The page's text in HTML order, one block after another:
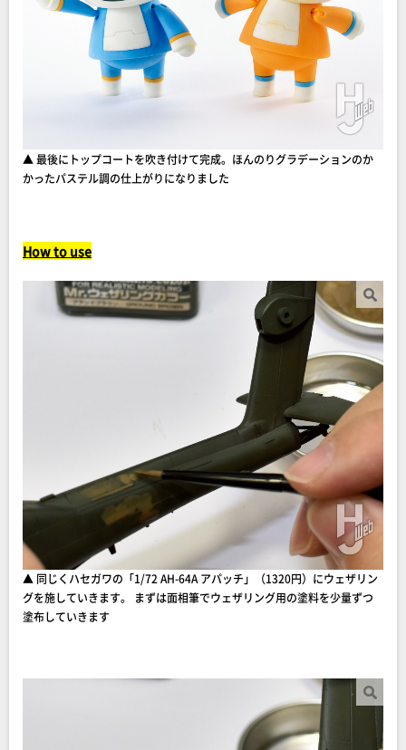
▲ 最後にトップコートを吹き付けて完成。ほんのりグラデーションのか
かったパステル調の仕上がりになりました
How to use
▲ 同じくハセガワの「1/72 AH-64A アパッチ」（1320円）にウェザリン
グを施していきます。 まずは面相筆でウェザリング用の塗料を少量ずつ
塗布していきます